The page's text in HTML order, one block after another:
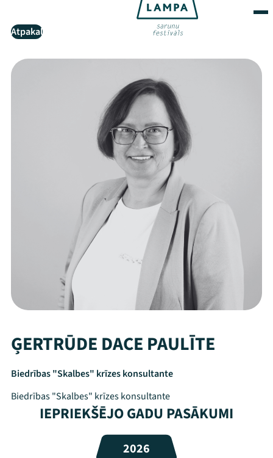
Mana programma
Atpakaļ
ĢERTRŪDE DACE PAULĪTE
Biedrības "Skalbes" krīzes konsultante
Biedrības "Skalbes" krīzes konsultante
IEPRIEKŠĒJO GADU PASĀKUMI
2026